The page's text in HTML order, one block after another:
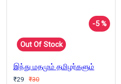
-5 %
Out Of Stock
இந்து மதமும் தமிழர்களும்
₹29 ₹30